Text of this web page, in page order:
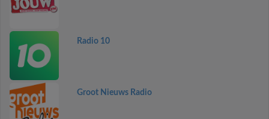
Radio 10
Groot Nieuws Radio